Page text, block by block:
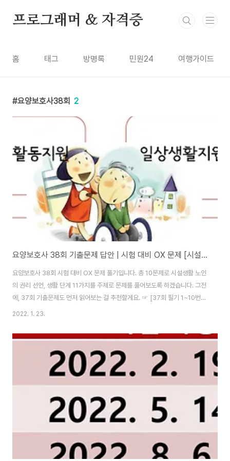
프로그래머 & 자격증
홈 태그 방명록 민원24 여행가이드
요양보호사38회 2
요양보호사 38회 기출문제 답안 | 시험 대비 OX 문제 [시설생활 노인]
요양보호사 38회 시험 대비 OX 문제 풀기입니다. 총 10문제로 시설생활 노인
의 권리 선언, 생활 단계 11가지를 주제로 문제를 풀어보도록 하겠습니다. 그전
에, 37회 기출문제도 먼저 읽어보는 걸 추천할게요. ☞ [37회 필기 1~10번]
☞ [37회 필기 11~20번] ☞ [37회 필기 21~30번] ☞ [37회 필기 31~35
고 안전한 생활환경을 제공받을 권리 3. 사생활과 비밀 보장에 관한 권리 4. 존
속을 받지 않을 권리 7. 질 높은 서비스를 받은 권리 8. 정치, 문화, 종교적 신념
의 자유에 대한 권리 9. 자신의 재산과 소유물..
2022. 1. 23.